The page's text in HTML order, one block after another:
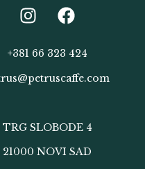
+381 66 323 424
TRG SLOBODE 4
21000 NOVI SAD